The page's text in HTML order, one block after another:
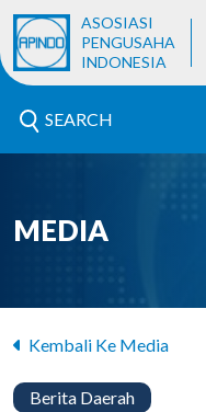
ASOSIASI
PENGUSAHA
INDONESIA
SEARCH
MEDIA
Kembali Ke Media
Berita Daerah